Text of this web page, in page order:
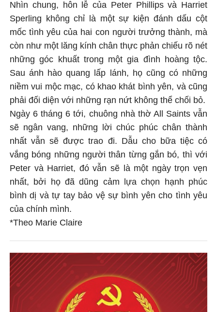
Nhìn chung, hôn lễ của Peter Phillips và Harriet
Sperling không chỉ là một sự kiện đánh dấu cột
mốc tình yêu của hai con người trưởng thành, mà
còn như một lăng kính chân thực phản chiếu rõ nét
những góc khuất trong một gia đình hoàng tộc.
Sau ánh hào quang lấp lánh, họ cũng có những
niềm vui mộc mạc, có khao khát bình yên, và cũng
phải đối diện với những rạn nứt không thể chối bỏ.
Ngày 6 tháng 6 tới, chuông nhà thờ All Saints vẫn
sẽ ngân vang, những lời chúc phúc chân thành
nhất vẫn sẽ được trao đi. Dẫu cho bữa tiệc có
vắng bóng những người thân từng gắn bó, thì với
Peter và Harriet, đó vẫn sẽ là một ngày trọn vẹn
nhất, bởi họ đã dũng cảm lựa chọn hạnh phúc
bình dị và tự tay bảo vệ sự bình yên cho tình yêu
của chính mình.
*Theo Marie Claire